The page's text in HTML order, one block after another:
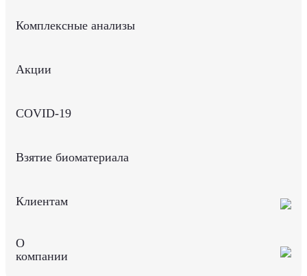
Комплексные анализы
Акции
COVID-19
Взятие биоматериала
Клиентам
О
компании